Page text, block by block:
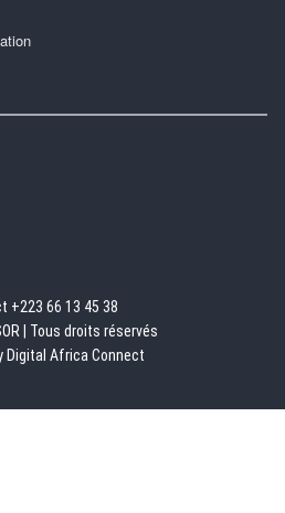
+223 66 13 45 38
| Tous droits réservés
Digital Africa Connect